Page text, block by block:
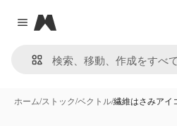
Close menu
Magnific
ホーム/ストック/ベクトル/繊維はさみア